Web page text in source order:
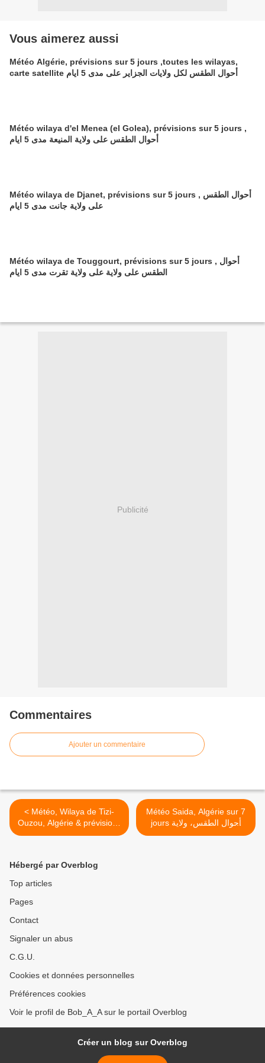
Vous aimerez aussi
Météo Algérie, prévisions sur 5 jours ,toutes les wilayas,
carte satellite أحوال الطقس لكل ولايات الجزاير على مدى 5 ايام
Météo wilaya d'el Menea (el Golea), prévisions sur 5 jours ,
أحوال الطقس على ولاية المنيعة مدى 5 ايام
Météo wilaya de Djanet, prévisions sur 5 jours , أحوال الطقس
على ولاية جانت مدى 5 ايام
Météo wilaya de Touggourt, prévisions sur 5 jours , أحوال
الطقس على ولاية على ولاية تقرت مدى 5 ايام
Publicité
Commentaires
Ajouter un commentaire
< Météo, Wilaya de Tizi-
Ouzou, Algérie & prévisions
sur 7 jours أحوال الطقس
Météo Saida, Algérie sur 7
jours أحوال الطقس، ولاية
سعيدة، الجزائر >
Hébergé par Overblog
Top articles
Pages
Contact
Signaler un abus
C.G.U.
Cookies et données personnelles
Préférences cookies
Voir le profil de Bob_A_A sur le portail Overblog
Créer un blog sur Overblog